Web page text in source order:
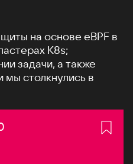
на основе eBPF в
K8s;
задачи, а также
мы столкнулись в